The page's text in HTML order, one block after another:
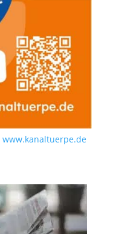
www.kanaltuerpe.de